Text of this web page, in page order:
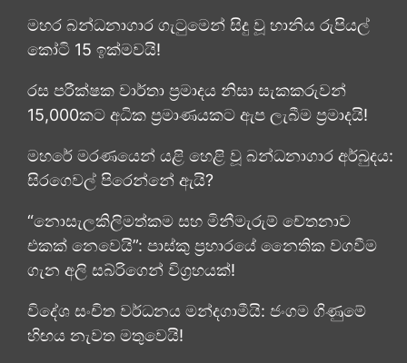
මහර බන්ධනාගාර ගැටුමෙන් සිදු වූ හානිය රුපියල්
කෝටි 15 ඉක්මවයි!
රස පරීක්ෂක වාර්තා ප්‍රමාදය නිසා සැකකරුවන්
15,000කට අධික ප්‍රමාණයකට ඇප ලැබීම ප්‍රමාදයි!
මහරේ මරණයෙන් යළි හෙළි වූ බන්ධනාගාර අර්බුදය:
සිරගෙවල් පිරෙන්නේ ඇයි?
“නොසැලකිලිමත්කම සහ මිනීමැරුම් චේතනාව
එකක් නෙවෙයි”: පාස්කු ප්‍රහාරයේ නෛතික වගවීම
ගැන අලි සබ්රිගෙන් විග්‍රහයක්!
විදේශ සංචිත වර්ධනය මන්දගාමීයි: ජංගම ගිණුමේ
හිඟය නැවත මතුවෙයි!